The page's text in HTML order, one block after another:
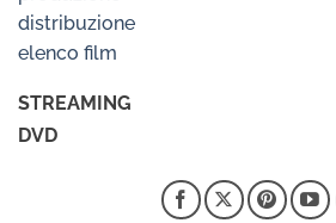
distribuzione
elenco film
STREAMING
DVD